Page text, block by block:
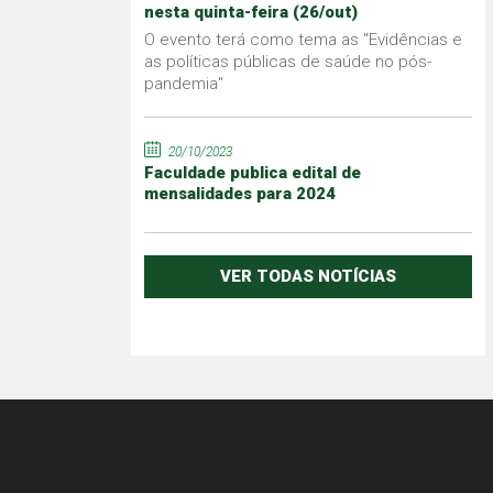
nesta quinta-feira (26/out)
O evento terá como tema as "Evidências e
as políticas públicas de saúde no pós-
pandemia"
20/10/2023
Faculdade publica edital de
mensalidades para 2024
VER TODAS NOTÍCIAS